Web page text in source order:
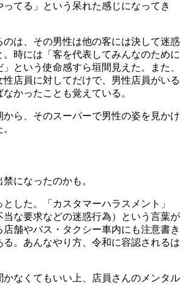
ってる」という呆れた感じになってき
は、その男性は他の客には決して迷惑
。時には「客を代表してみんなのために
という使命感すら垣間見えた。また、
性店員に対してだけで、男性店員がいる
かったことも覚えている。
ら、そのスーパーで男性の姿を見かけ
になったのかも。
した。「カスタマーハラスメント」
当な要求などの迷惑行為）という言葉が
舗やバス・タクシー車内にも注意書き
る。あんなやり方、令和に容認されるは
なくてもいい上、店員さんのメンタル